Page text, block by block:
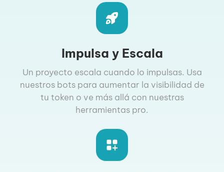
Impulsa y Escala
Un proyecto escala cuando lo impulsas. Usa
nuestros bots para aumentar la visibilidad de
tu token o ve más allá con nuestras
herramientas pro.